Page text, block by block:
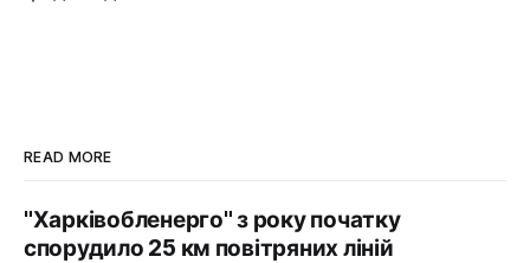
READ MORE
"Харківобленерго" з року початку
спорудило 25 км повітряних ліній